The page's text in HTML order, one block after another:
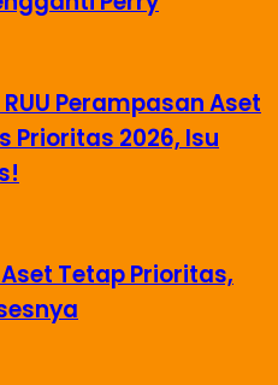
Perampasan Aset
Prioritas 2026, Isu
Tetap Prioritas,